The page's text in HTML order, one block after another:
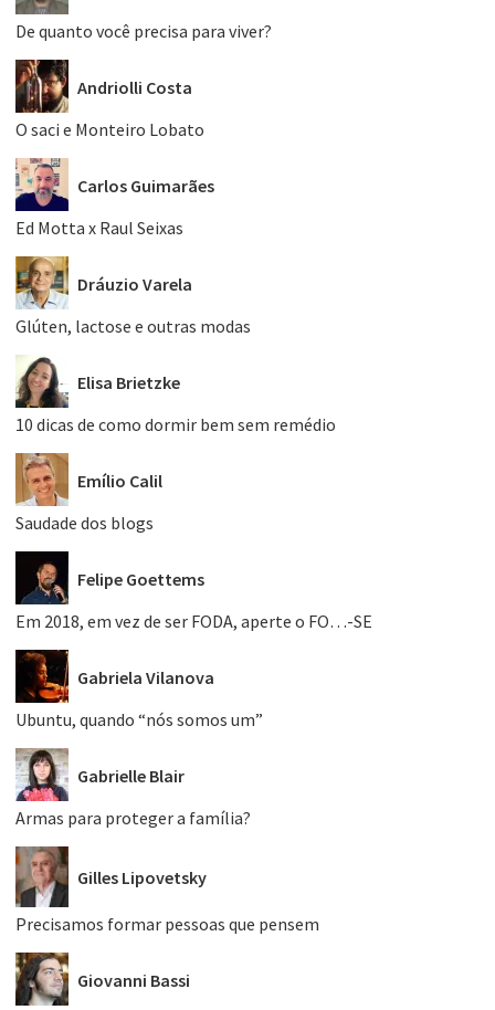
De quanto você precisa para viver?
Andriolli Costa
O saci e Monteiro Lobato
Carlos Guimarães
Ed Motta x Raul Seixas
Dráuzio Varela
Glúten, lactose e outras modas
Elisa Brietzke
10 dicas de como dormir bem sem remédio
Emílio Calil
Saudade dos blogs
Felipe Goettems
Em 2018, em vez de ser FODA, aperte o FO…-SE
Gabriela Vilanova
Ubuntu, quando “nós somos um”
Gabrielle Blair
Armas para proteger a família?
Gilles Lipovetsky
Precisamos formar pessoas que pensem
Giovanni Bassi